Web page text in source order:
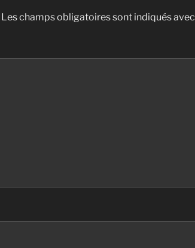
Les champs obligatoires sont indiqués avec